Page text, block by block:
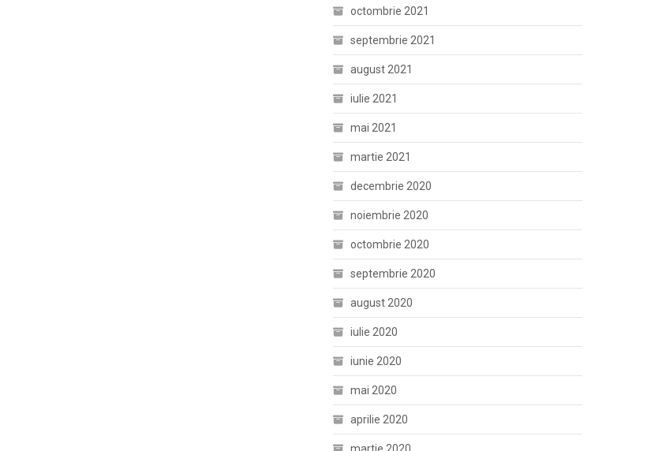
octombrie 2021
septembrie 2021
august 2021
iulie 2021
mai 2021
martie 2021
decembrie 2020
noiembrie 2020
octombrie 2020
septembrie 2020
august 2020
iulie 2020
iunie 2020
mai 2020
aprilie 2020